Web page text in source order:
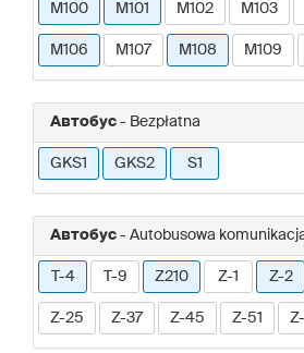
M100 M101 M102 M103
M106 M107 M108 M109
Автобус - Bezpłatna
GKS1 GKS2 S1
Автобус - Autobusowa
T-4 T-9 Z210 Z-1 Z-2
Z-25 Z-37 Z-45 Z-51